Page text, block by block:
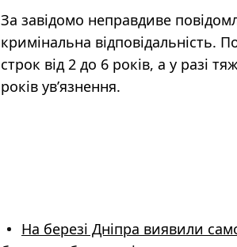
За завідомо неправдиве
кримінальна
строк від 2 до 6 років, а у разі
років ув’язнення.
На березі Дніпра виявили